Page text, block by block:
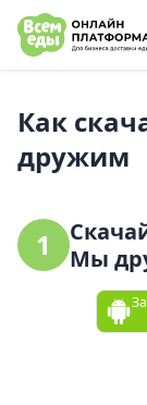
Как
дружим
1
Мы
menu